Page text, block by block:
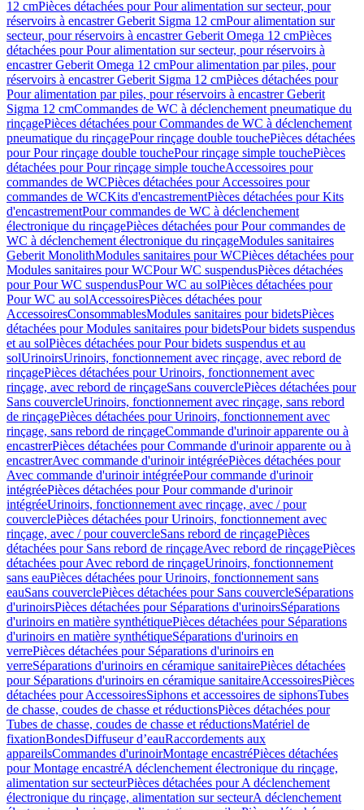
12 cmPièces détachées pour Pour alimentation sur secteur, pour
réservoirs à encastrer Geberit Sigma 12 cmPour alimentation sur
secteur, pour réservoirs à encastrer Geberit Omega 12 cmPièces
détachées pour Pour alimentation sur secteur, pour réservoirs à
encastrer Geberit Omega 12 cmPour alimentation par piles, pour
réservoirs à encastrer Geberit Sigma 12 cmPièces détachées pour
Pour alimentation par piles, pour réservoirs à encastrer Geberit
Sigma 12 cmCommandes de WC à déclenchement pneumatique du
rinçagePièces détachées pour Commandes de WC à déclenchement
pneumatique du rinçagePour rinçage double touchePièces détachées
pour Pour rinçage double touchePour rinçage simple touchePièces
détachées pour Pour rinçage simple toucheAccessoires pour
commandes de WCPièces détachées pour Accessoires pour
commandes de WCKits d'encastrementPièces détachées pour Kits
d'encastrementPour commandes de WC à déclenchement
électronique du rinçagePièces détachées pour Pour commandes de
WC à déclenchement électronique du rinçageModules sanitaires
Geberit MonolithModules sanitaires pour WCPièces détachées pour
Modules sanitaires pour WCPour WC suspendusPièces détachées
pour Pour WC suspendusPour WC au solPièces détachées pour
Pour WC au solAccessoiresPièces détachées pour
AccessoiresConsommablesModules sanitaires pour bidetsPièces
détachées pour Modules sanitaires pour bidetsPour bidets suspendus
et au solPièces détachées pour Pour bidets suspendus et au
solUrinoirsUrinoirs, fonctionnement avec rinçage, avec rebord de
rinçagePièces détachées pour Urinoirs, fonctionnement avec
rinçage, avec rebord de rinçageSans couverclePièces détachées pour
Sans couvercleUrinoirs, fonctionnement avec rinçage, sans rebord
de rinçagePièces détachées pour Urinoirs, fonctionnement avec
rinçage, sans rebord de rinçageCommande d'urinoir apparente ou à
encastrerPièces détachées pour Commande d'urinoir apparente ou à
encastrerAvec commande d'urinoir intégréePièces détachées pour
Avec commande d'urinoir intégréePour commande d'urinoir
intégréePièces détachées pour Pour commande d'urinoir
intégréeUrinoirs, fonctionnement avec rinçage, avec / pour
couverclePièces détachées pour Urinoirs, fonctionnement avec
rinçage, avec / pour couvercleSans rebord de rinçagePièces
détachées pour Sans rebord de rinçageAvec rebord de rinçagePièces
détachées pour Avec rebord de rinçageUrinoirs, fonctionnement
sans eauPièces détachées pour Urinoirs, fonctionnement sans
eauSans couverclePièces détachées pour Sans couvercleSéparations
d'urinoirsPièces détachées pour Séparations d'urinoirsSéparations
d'urinoirs en matière synthétiquePièces détachées pour Séparations
d'urinoirs en matière synthétiqueSéparations d'urinoirs en
verrePièces détachées pour Séparations d'urinoirs en
verreSéparations d'urinoirs en céramique sanitairePièces détachées
pour Séparations d'urinoirs en céramique sanitaireAccessoiresPièces
détachées pour AccessoiresSiphons et accessoires de siphonsTubes
de chasse, coudes de chasse et réductionsPièces détachées pour
Tubes de chasse, coudes de chasse et réductionsMatériel de
fixationBondesDiffuseur d’eauRaccordements aux
appareilsCommandes d'urinoirMontage encastréPièces détachées
pour Montage encastréA déclenchement électronique du rinçage,
alimentation sur secteurPièces détachées pour A déclenchement
électronique du rinçage, alimentation sur secteurA déclenchement